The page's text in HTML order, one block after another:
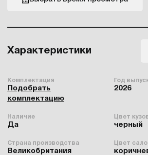
Характеристики
Комплектация
Подобрать
комплектацию
Год
2026
Наличие
Да
Цвет
черный
Страна производства
Великобритания
Цвет